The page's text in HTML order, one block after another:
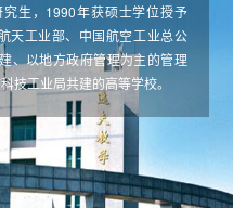
生，1990年获硕士学位授予
天工业部、中国航空工业总公
、以地方政府管理为主的管理
技工业局共建的高等学校。